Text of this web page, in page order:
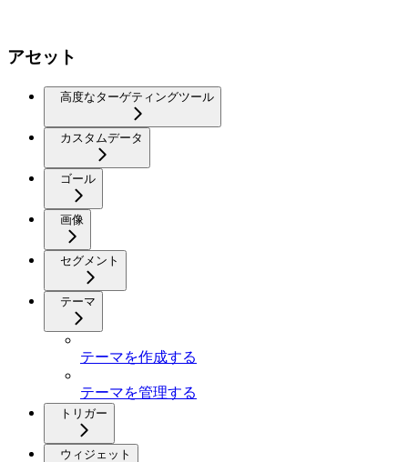
アセット
高度なターゲティングツール
カスタムデータ
ゴール
画像
セグメント
テーマ
テーマを作成する
テーマを管理する
トリガー
ウィジェット